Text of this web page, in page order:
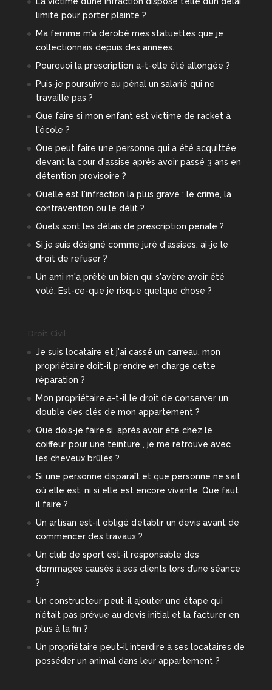
limité pour porter plainte ?
Ma femme m’a dérobé mes statuettes que je
collectionnais depuis des années.
Pourquoi la prescription a-t-elle été allongée ?
Puis-je poursuivre au pénal un salarié qui ne
travaille pas ?
Que faire si mon enfant est victime de racket à
l'école ?
Que peut faire une personne qui a été acquittée
devant la cour d'assise après avoir passé 3 ans en
détention provisoire ?
Quelle est l'infraction la plus grave : le crime, la
contravention ou le délit ?
Quels sont les délais de prescription pénale ?
Si je suis désigné comme juré d'assises, ai-je le
droit de refuser ?
Un ami m'a prêté un bien qui s'avère avoir été
volé. Est-ce-que je risque quelque chose ?
Droit Civil
Je suis locataire et j'ai cassé un carreau, mon
propriétaire doit-il prendre en charge cette
réparation ?
Mon propriétaire a-t-il le droit de conserver un
double des clés de mon appartement ?
Que dois-je faire si, après avoir été chez le
coiffeur pour une teinture , je me retrouve avec
les cheveux brûlés ?
Si une personne disparaît et que personne ne sait
où elle est, ni si elle est encore vivante, Que faut
il faire ?
Un artisan est-il obligé d’établir un devis avant de
commencer des travaux ?
Un club de sport est-il responsable des
dommages causés à ses clients lors d’une séance
?
Un constructeur peut-il ajouter une étape qui
n’était pas prévue au devis initial et la facturer en
plus à la fin ?
Un propriétaire peut-il interdire à ses locataires de
posséder un animal dans leur appartement ?